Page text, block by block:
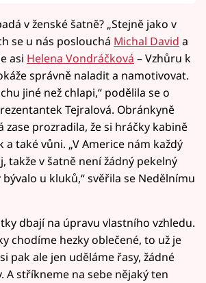
v ženské šatně? „Stejně jako v
se u nás poslouchá Michal David a
asi Helena Vondráčková – Vzhůru k
správně naladit a namotivovat.
jiné než chlapi,“ podělila se o
Tejralová. Obránkyně
zase prozradila, že si hráčky kabině
také vůni. „V Americe nám každý
takže v šatně není žádný pekelný
u kluků,“ svěřila se Nedělnímu
dbají na úpravu vlastního vzhledu.
chodíme hezky oblečené, to už je
pak ale jen uděláme řasy, žádné
A stříkneme na sebe nějaký ten